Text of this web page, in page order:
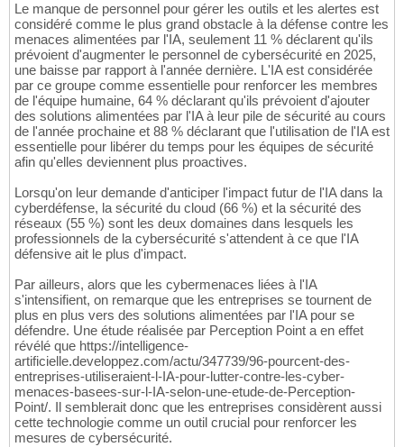
Le manque de personnel pour gérer les outils et les alertes est
considéré comme le plus grand obstacle à la défense contre les
menaces alimentées par l'IA, seulement 11 % déclarent qu'ils
prévoient d'augmenter le personnel de cybersécurité en 2025,
une baisse par rapport à l'année dernière. L'IA est considérée
par ce groupe comme essentielle pour renforcer les membres
de l'équipe humaine, 64 % déclarant qu'ils prévoient d'ajouter
des solutions alimentées par l'IA à leur pile de sécurité au cours
de l'année prochaine et 88 % déclarant que l'utilisation de l'IA est
essentielle pour libérer du temps pour les équipes de sécurité
afin qu'elles deviennent plus proactives.
Lorsqu'on leur demande d'anticiper l'impact futur de l'IA dans la
cyberdéfense, la sécurité du cloud (66 %) et la sécurité des
réseaux (55 %) sont les deux domaines dans lesquels les
professionnels de la cybersécurité s'attendent à ce que l'IA
défensive ait le plus d'impact.
Par ailleurs, alors que les cybermenaces liées à l'IA
s'intensifient, on remarque que les entreprises se tournent de
plus en plus vers des solutions alimentées par l'IA pour se
défendre. Une étude réalisée par Perception Point a en effet
révélé que https://intelligence-
artificielle.developpez.com/actu/347739/96-pourcent-des-
entreprises-utiliseraient-l-IA-pour-lutter-contre-les-cyber-
menaces-basees-sur-l-IA-selon-une-etude-de-Perception-
Point/. Il semblerait donc que les entreprises considèrent aussi
cette technologie comme un outil crucial pour renforcer les
mesures de cybersécurité.